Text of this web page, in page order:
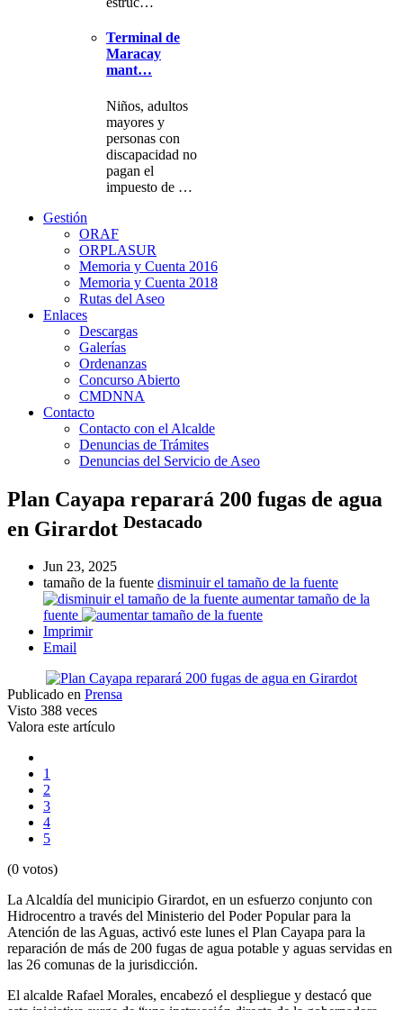
Terminal de
Maracay
mant…
Niños, adultos
mayores y
personas con
discapacidad no
pagan el
impuesto de …
Gestión
ORAF
ORPLASUR
Memoria y Cuenta 2016
Memoria y Cuenta 2018
Rutas del Aseo
Enlaces
Descargas
Galerías
Ordenanzas
Concurso Abierto
CMDNNA
Contacto
Contacto con el Alcalde
Denuncias de Trámites
Denuncias del Servicio de Aseo
Plan Cayapa reparará 200 fugas de agua
en Girardot Destacado
Jun 23, 2025
tamaño de la fuente disminuir el tamaño de la fuente
aumentar tamaño de la
fuente
Imprimir
Email
Publicado en Prensa
Visto 388 veces
Valora este artículo
1
2
3
4
5
(0 votos)
La Alcaldía del municipio Girardot, en un esfuerzo conjunto con
Hidrocentro a través del Ministerio del Poder Popular para la
Atención de las Aguas, activó este lunes el Plan Cayapa para la
reparación de más de 200 fugas de agua potable y aguas servidas en
las 26 comunas de la jurisdicción.
El alcalde Rafael Morales, encabezó el despliegue y destacó que